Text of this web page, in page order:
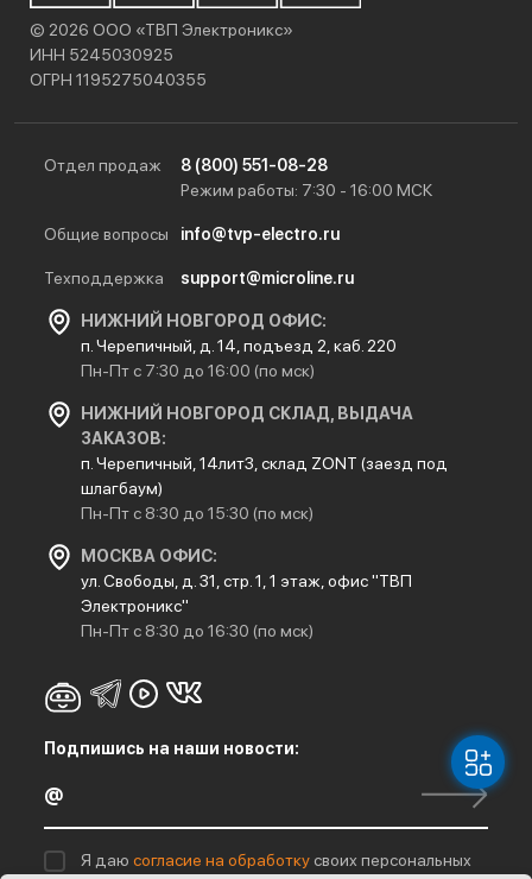
© 2026 ООО «ТВП Электроникс»
ИНН 5245030925
ОГРН 1195275040355
Отдел продаж
8 (800) 551-08-28
Режим работы: 7:30 - 16:00 МСК
Общие вопросы info@tvp-electro.ru
Техподдержка support@microline.ru
НИЖНИЙ НОВГОРОД ОФИС:
п. Черепичный, д. 14, подъезд 2, каб. 220
Пн-Пт с 7:30 до 16:00 (по мск)
НИЖНИЙ НОВГОРОД СКЛАД, ВЫДАЧА
ЗАКАЗОВ:
п. Черепичный, 14лит3, склад ZONT (заезд под
шлагбаум)
Пн-Пт с 8:30 до 15:30 (по мск)
МОСКВА ОФИС:
ул. Свободы, д. 31, стр. 1, 1 этаж, офис "ТВП
Электроникс"
Пн-Пт с 8:30 до 16:30 (по мск)
Подпишись на наши новости:
Я даю согласие на обработку своих персональных